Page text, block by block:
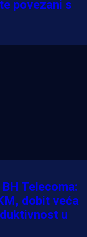
povezani s
Telecoma:
dobit veća
u